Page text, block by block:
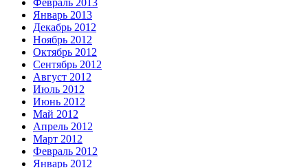
Февраль 2013
Январь 2013
Декабрь 2012
Ноябрь 2012
Октябрь 2012
Сентябрь 2012
Август 2012
Июль 2012
Июнь 2012
Май 2012
Апрель 2012
Март 2012
Февраль 2012
Январь 2012